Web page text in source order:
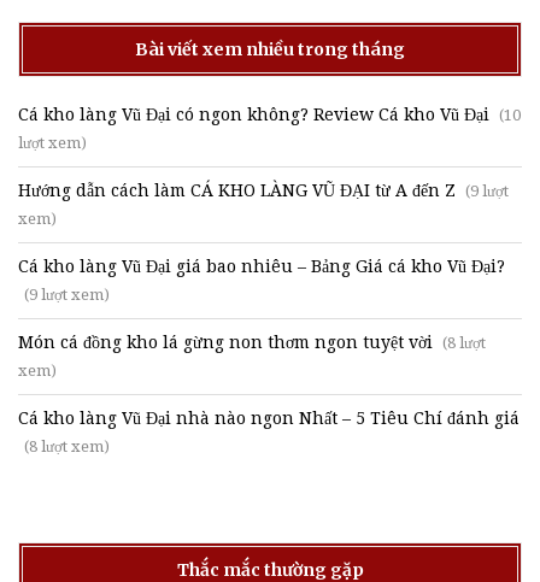
Bài viết xem nhiều trong tháng
Cá kho làng Vũ Đại có ngon không? Review Cá kho Vũ Đại (10
lượt xem)
Hướng dẫn cách làm CÁ KHO LÀNG VŨ ĐẠI từ A đến Z (9 lượt
xem)
Cá kho làng Vũ Đại giá bao nhiêu – Bảng Giá cá kho Vũ Đại?
(9 lượt xem)
Món cá đồng kho lá gừng non thơm ngon tuyệt vời (8 lượt
xem)
Cá kho làng Vũ Đại nhà nào ngon Nhất – 5 Tiêu Chí đánh giá
(8 lượt xem)
Thắc mắc thường gặp